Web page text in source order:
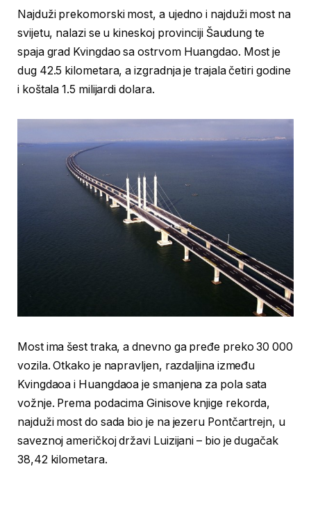
Najduži prekomorski most, a ujedno i najduži most na
svijetu, nalazi se u kineskoj provinciji Šaudung te
spaja grad Kvingdao sa ostrvom Huangdao. Most je
dug 42.5 kilometara, a izgradnja je trajala četiri godine
i koštala 1.5 milijardi dolara.
Most ima šest traka, a dnevno ga pređe preko 30 000
vozila. Otkako je napravljen, razdaljina između
Kvingdaoa i Huangdaoa je smanjena za pola sata
vožnje. Prema podacima Ginisove knjige rekorda,
najduži most do sada bio je na jezeru Pontčartrejn, u
saveznoj američkoj državi Luizijani – bio je dugačak
38,42 kilometara.